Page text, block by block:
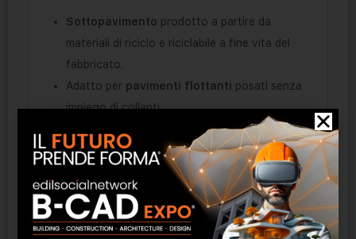
Sottopavimento prodotto a partire da
materiali di riciclo e riciclabile a fine vita del
fabbricato.
Adatto per pavimenti flottanti posati senza
impiego di collanti.
al vapore acqueo.
Ridotto spessore .
Impiegabile anche in presenza di riscaldamento
radiante a pavimento in virtù della ridotta
resistenza termica del prodotto.
Nastro adesivo di larghezza 10 cm compreso